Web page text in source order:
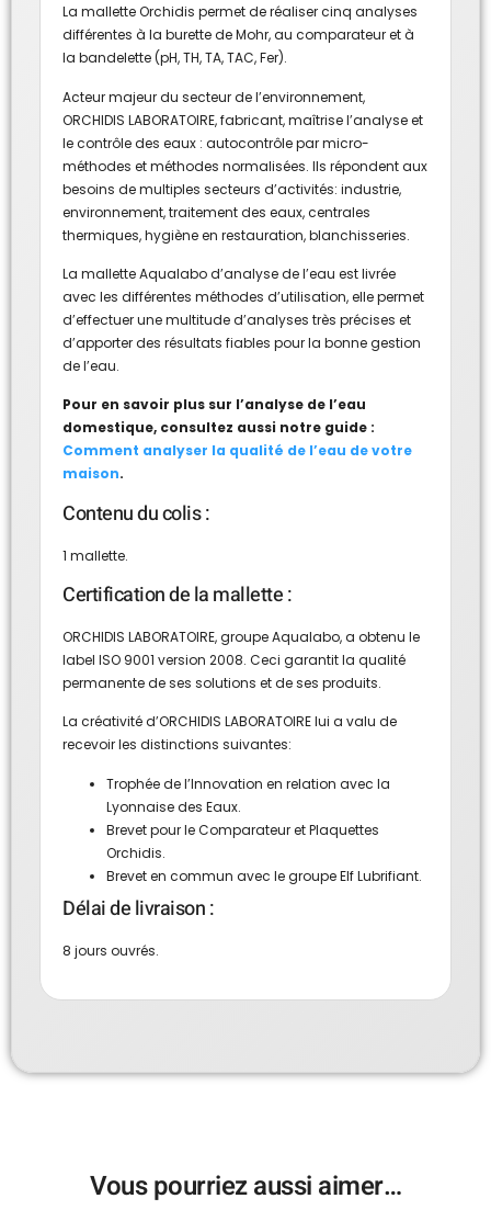
La mallette Orchidis permet de réaliser cinq analyses
différentes à la burette de Mohr, au comparateur et à
la bandelette (pH, TH, TA, TAC, Fer).
Acteur majeur du secteur de l’environnement,
ORCHIDIS LABORATOIRE, fabricant, maîtrise l’analyse et
le contrôle des eaux : autocontrôle par micro-
méthodes et méthodes normalisées. Ils répondent aux
besoins de multiples secteurs d’activités: industrie,
environnement, traitement des eaux, centrales
thermiques, hygiène en restauration, blanchisseries.
La mallette Aqualabo d’analyse de l’eau est livrée
avec les différentes méthodes d’utilisation, elle permet
d’effectuer une multitude d’analyses très précises et
d’apporter des résultats fiables pour la bonne gestion
de l’eau.
Pour en savoir plus sur l’analyse de l’eau
domestique, consultez aussi notre guide :
Comment analyser la qualité de l’eau de votre
maison.
Contenu du colis :
1 mallette.
Certification de la mallette :
ORCHIDIS LABORATOIRE, groupe Aqualabo, a obtenu le
label ISO 9001 version 2008. Ceci garantit la qualité
permanente de ses solutions et de ses produits.
La créativité d’ORCHIDIS LABORATOIRE lui a valu de
recevoir les distinctions suivantes:
Trophée de l’Innovation en relation avec la
Lyonnaise des Eaux.
Brevet pour le Comparateur et Plaquettes
Orchidis.
Brevet en commun avec le groupe Elf Lubrifiant.
Délai de livraison :
8 jours ouvrés.
Vous pourriez aussi aimer…